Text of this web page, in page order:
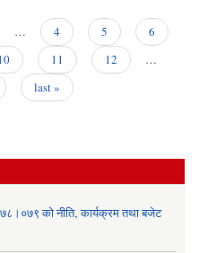
… 4 5
6
11 12
…
last »
को नीति‚ कार्यक्रम तथा बजेट